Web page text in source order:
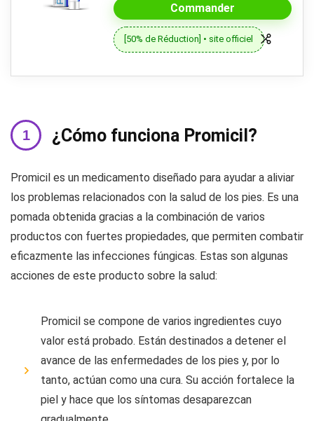
Commander
[50% de Réduction] • site officiel
¿Cómo funciona Promicil?
Promicil es un medicamento diseñado para ayudar a aliviar
los problemas relacionados con la salud de los pies. Es una
pomada obtenida gracias a la combinación de varios
productos con fuertes propiedades, que permiten combatir
eficazmente las infecciones fúngicas. Estas son algunas
acciones de este producto sobre la salud:
Promicil se compone de varios ingredientes cuyo
valor está probado. Están destinados a detener el
avance de las enfermedades de los pies y, por lo
tanto, actúan como una cura. Su acción fortalece la
piel y hace que los síntomas desaparezcan